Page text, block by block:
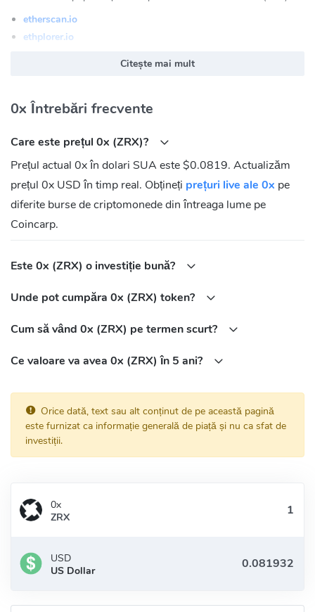
etherscan.io
ethplorer.io
https://0x.org
FaceBook:https://www.facebook.com/0xProject/
Reddit:https://reddit.com/r/0xproject
Care este adresa 0x (ZRX) Contracts?
Ethereum:0xe41d2489571d322189246dafa5ebde1f4699f498
Citește mai mult
0x Întrebări frecvente
Care este prețul 0x (ZRX)?
Prețul actual 0x în dolari SUA este $0.0819. Actualizăm
prețul 0x USD în timp real. Obțineți prețuri live ale 0x pe
diferite burse de criptomonede din întreaga lume pe
Coincarp.
Este 0x (ZRX) o investiție bună?
Unde pot cumpăra 0x (ZRX) token?
Cum să vând 0x (ZRX) pe termen scurt?
Ce valoare va avea 0x (ZRX) în 5 ani?
Orice dată, text sau alt conținut de pe această pagină
este furnizat ca informație generală de piață și nu ca sfat de
investiții.
0x
ZRX
USD
US Dollar